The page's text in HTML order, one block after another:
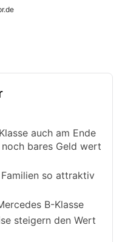
auch am Ende
bares Geld wert
so attraktiv
B-Klasse
steigern den Wert